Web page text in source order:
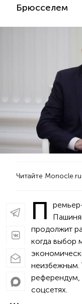
Брюсселем
Читайте
П
продолжит
когда выбор
неизбежным.
соцсетях.